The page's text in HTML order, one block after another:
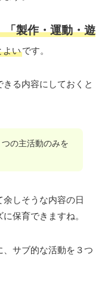
「製作・運動・遊
よいです。
る内容にしておくと
の主活動のみを
しそうな内容の日
保育できますね。
サブ的な活動を３つ